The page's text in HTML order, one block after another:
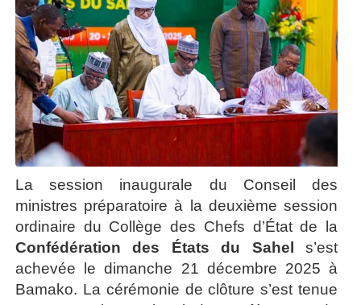
La session inaugurale du Conseil des
ministres préparatoire à la deuxième session
ordinaire du Collège des Chefs d’État de la
Confédération des États du Sahel
s’est
achevée le dimanche 21 décembre 2025 à
Bamako. La cérémonie de clôture s’est tenue